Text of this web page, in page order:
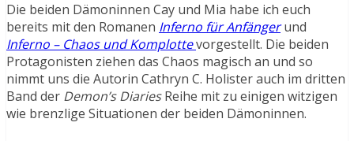
Die beiden Dämoninnen Cay und Mia habe ich euch
bereits mit den Romanen Inferno für Anfängerund
Inferno – Chaos und Komplottevorgestellt. Die beiden
Protagonisten ziehen das Chaos magisch an und so
nimmt uns die Autorin Cathryn C. Holister auch im dritten
Band der Demon’s DiariesReihe mit zu einigen witzigen
wie brenzlige Situationen der beiden Dämoninnen.